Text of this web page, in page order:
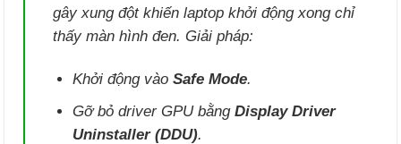
gây xung đột khiến laptop khởi động xong chỉ
thấy màn hình đen. Giải pháp:
Khởi động vàoSafe Mode.
Gỡ bỏ driver GPU bằngDisplay Driver
Uninstaller (DDU).